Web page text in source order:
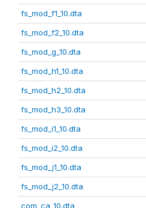
fs_mod_f1_10.dta
fs_mod_f2_10.dta
fs_mod_g_10.dta
fs_mod_h1_10.dta
fs_mod_h2_10.dta
fs_mod_h3_10.dta
fs_mod_i1_10.dta
fs_mod_i2_10.dta
fs_mod_j1_10.dta
fs_mod_j2_10.dta
com_ca_10.dta